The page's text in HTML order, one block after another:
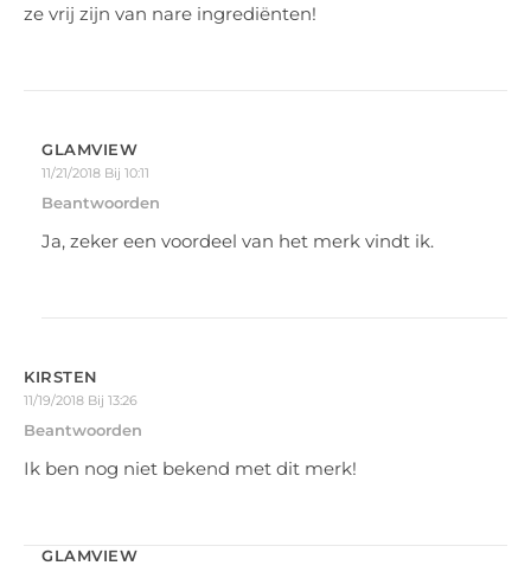
ze vrij zijn van nare ingrediënten!
GLAMVIEW
11/21/2018 Bij 10:11
Beantwoorden
Ja, zeker een voordeel van het merk vindt ik.
KIRSTEN
11/19/2018 Bij 13:26
Beantwoorden
Ik ben nog niet bekend met dit merk!
GLAMVIEW